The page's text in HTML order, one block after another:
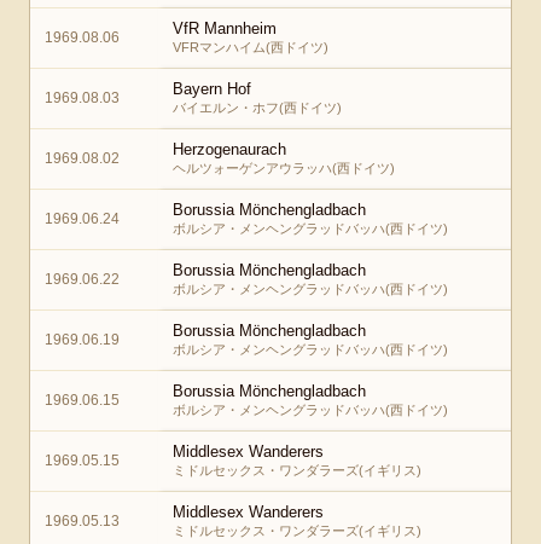
1969.08.06 VfR Mannheim
VFRマンハイム(西ドイツ)
1969.08.03 Bayern Hof
バイエルン・ホフ(西ドイツ)
1969.08.02 Herzogenaurach
ヘルツォーゲンアウラッハ(西ドイツ)
1969.06.24 Borussia Mönchengladbach
ボルシア・メンヘングラッドバッハ(西ドイツ)
1969.06.22 Borussia Mönchengladbach
ボルシア・メンヘングラッドバッハ(西ドイツ)
1969.06.19 Borussia Mönchengladbach
ボルシア・メンヘングラッドバッハ(西ドイツ)
1969.06.15 Borussia Mönchengladbach
ボルシア・メンヘングラッドバッハ(西ドイツ)
1969.05.15 Middlesex Wanderers
ミドルセックス・ワンダラーズ(イギリス)
1969.05.13 Middlesex Wanderers
ミドルセックス・ワンダラーズ(イギリス)